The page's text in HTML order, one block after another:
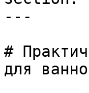
---
#
для